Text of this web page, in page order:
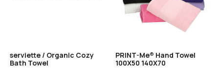
serviette / Organic Cozy
Bath Towel
PRINT-Me® Hand Towel
100X50 140X70